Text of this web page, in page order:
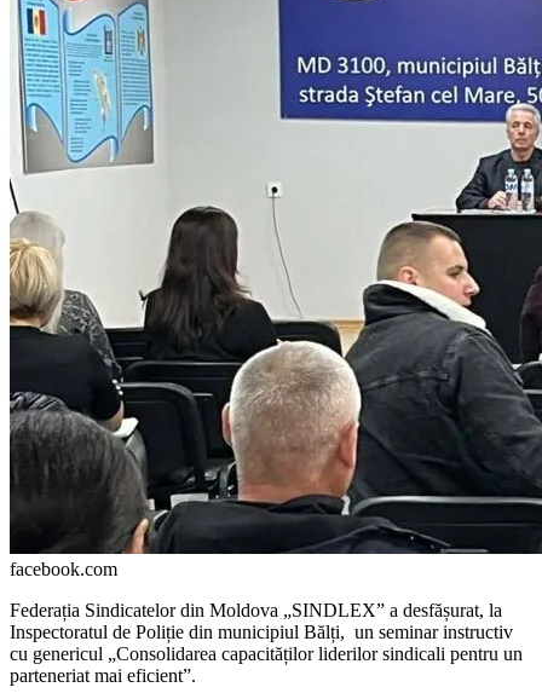
facebook.com
Federația Sindicatelor din Moldova „SINDLEX” a desfășurat, la
Inspectoratul de Poliție din municipiul Bălți, un seminar instructiv
cu genericul „Conso­lidarea capacităților liderilor sindicali pentru un
parteneriat mai eficient”.